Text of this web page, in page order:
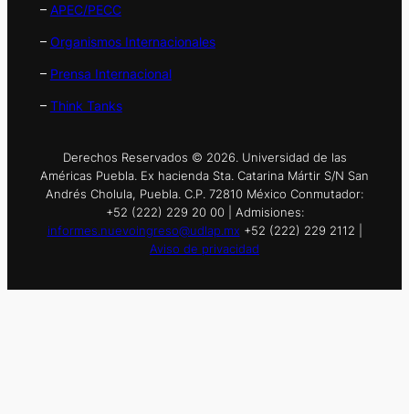
– APEC/PECC
– Organismos Internacionales
– Prensa Internacional
– Think Tanks
Derechos Reservados © 2026. Universidad de las
Américas Puebla. Ex hacienda Sta. Catarina Mártir S/N San
Andrés Cholula, Puebla. C.P. 72810 México Conmutador:
+52 (222) 229 20 00 | Admisiones:
informes.nuevoingreso@udlap.mx +52 (222) 229 2112 |
Aviso de privacidad